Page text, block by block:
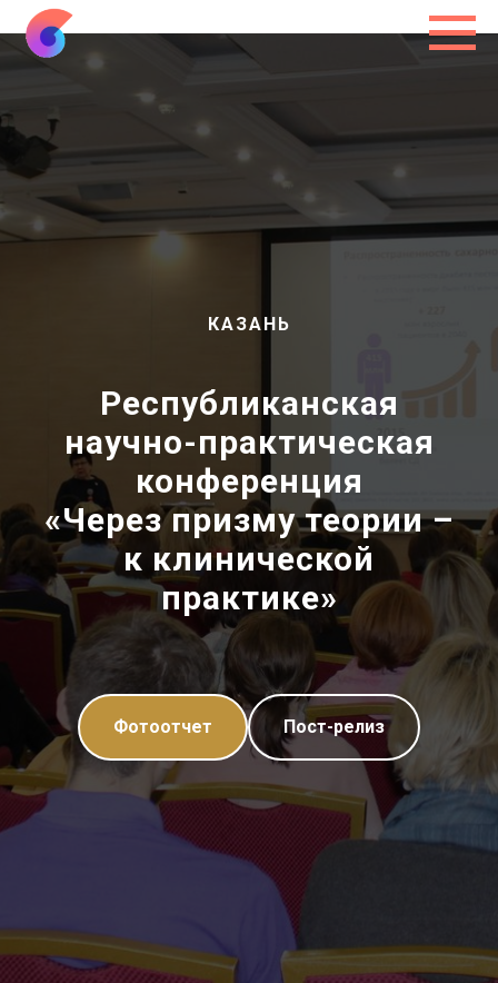
КАЗАНЬ
Республиканская
научно-практическая
конференция
«Через призму теории –
к клинической
практике»
Фотоотчет Пост-релиз